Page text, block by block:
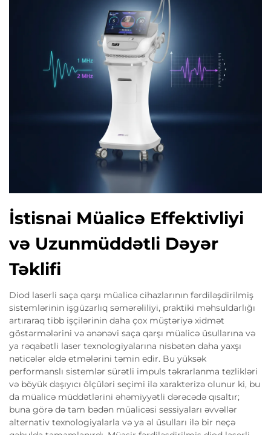
İstisnai Müalicə Effektivliyi
və Uzunmüddətli Dəyər
Təklifi
Diod laserli saça qarşı müalicə cihazlarının fərdiləşdirilmiş
sistemlərinin işgüzarlıq səmərəliliyi, praktiki məhsuldarlığı
artıraraq tibb işçilərinin daha çox müştəriyə xidmət
göstərmələrini və ənənəvi saça qarşı müalicə üsullarına və
ya rəqabətli laser texnologiyalarına nisbətən daha yaxşı
nəticələr əldə etmələrini təmin edir. Bu yüksək
performanslı sistemlər sürətli impuls təkrarlanma tezlikləri
və böyük daşıyıcı ölçüləri seçimi ilə xarakterizə olunur ki, bu
da müalicə müddətlərini əhəmiyyətli dərəcədə qısaltır;
buna görə də tam bədən müalicəsi sessiyaları əvvəllər
alternativ texnologiyalarla və ya əl üsulları ilə bir neçə